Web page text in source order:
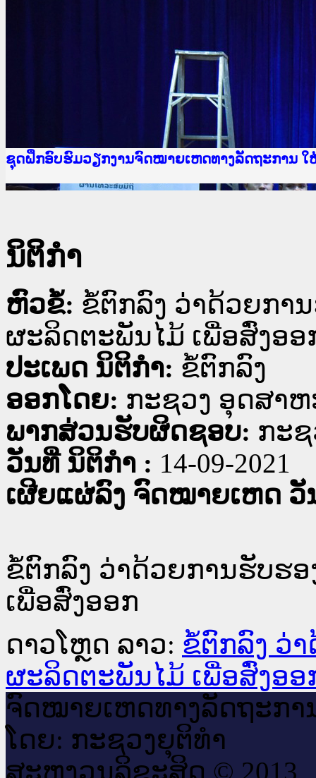
Ministry of Justice Lao PDR
ເຜີຍແຜ່ວັບໄຊຈົດໝາຍເຫດທາງລັດຖະການ ແລະ ແອັ
ກະຊວງຍຸຕິທຳ
ຊຸດຝຶກອົບຮົມວຽກງານຈົດໝາຍເຫດທາງລັດຖະການ
ກອງປະຊຸມທົບທວນຄືນການຈັດຕັ້ງປະຕິບັດວຽກງານຈົ
ຝຶກອົບຮົມ ຜູ່ປະສານງານວຽກງານຈົດໝາຍເຫດທາງລັ
ຝຶກອົບຮົມ ຜູ່ປະສານງານວຽກງານຈົດໝາຍເຫດທາງລັ
ເຜີຍແຜ່ແອັບກົດໝາຍລາວ ແລະ ເວັບໄຊຈົດໝາຍເຫດ
ເຜີຍແຜ່ແອັບກົດໝາຍລາວ ແລະ ເວັບໄຊຈົດໝາຍເຫດ
ຍົກລະດັບວຽກງານຈົດໝາຍເຫດທາງລັດຖະການໃຫ້ຜູ້
ຊຸດຝຶກອົບຮົມວຽກງານຈົດໝາຍເຫດທາງລັດຖະການ ໃ
ນິຕິກໍາ
ຫົວຂໍ້: ຂໍ້ຕົກລົງ ວ່າດ້ວຍກາ
ຜະລິດຕະພັນໄມ້ ເພື່ອສົ່ງອອ
ປະເພດ ນິຕິກໍາ: ຂໍ້ຕົກລົງ
ອອກໂດຍ: ກະຊວງ ອຸດສາ
ພາກສ່ວນຮັບຜິດຊອບ: ກະ
ວັນທີ່ ນິຕິກໍາ : 14-09-2021
ເຜີຍແຜ່ລົງ ຈົດໝາຍເຫດ ວັ
ຂໍ້ຕົກລົງ ວ່າດ້ວຍການຮັບຮ
ເພື່ອສົ່ງອອກ
ດາວໂຫຼດ ລາວ: ຂໍ້ຕົກລົງ ວ່
ຜະລິດຕະພັນໄມ້ ເພື່ອສົ່ງອອ
ຈົດ​ໝາຍ​ເຫດ​ທາງ​ລັດ​ຖະ​ກາ
ໂດຍ: ກະ​ຊວງຍຸ​ຕິ​ທຳ
ສະ​ຫງວນ​ລິ​ຂະ​ສິດ © 2013